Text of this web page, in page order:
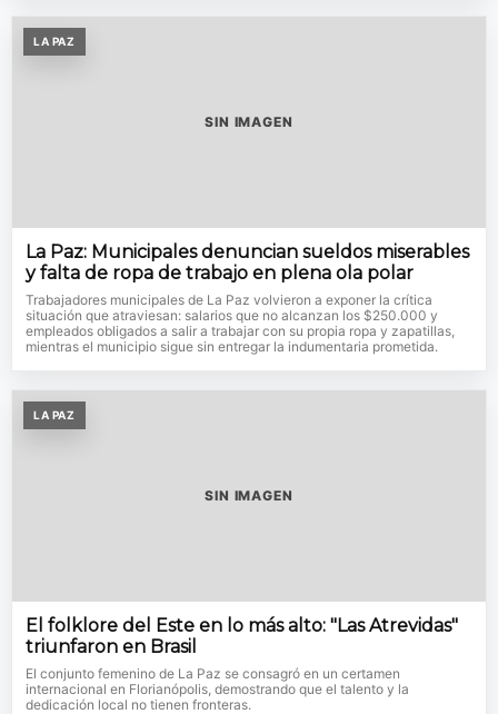
LA PAZ
SIN IMAGEN
La Paz: Municipales denuncian sueldos miserables
y falta de ropa de trabajo en plena ola polar
Trabajadores municipales de La Paz volvieron a exponer la crítica
situación que atraviesan: salarios que no alcanzan los $250.000 y
empleados obligados a salir a trabajar con su propia ropa y zapatillas,
mientras el municipio sigue sin entregar la indumentaria prometida.
LA PAZ
SIN IMAGEN
El folklore del Este en lo más alto: "Las Atrevidas"
triunfaron en Brasil
El conjunto femenino de La Paz se consagró en un certamen
internacional en Florianópolis, demostrando que el talento y la
dedicación local no tienen fronteras.